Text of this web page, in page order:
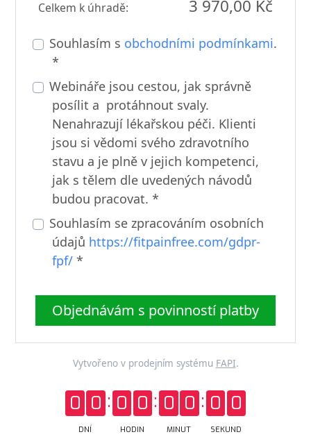
Celkem k úhradě: 3 970,00 Kč
Souhlasím s obchodními podmínkami.
*
Webináře jsou cestou, jak správně
posílit a protáhnout svaly.
Nenahrazují lékařskou péči. Klienti
jsou si vědomi svého zdravotního
stavu a je plně v jejich kompetenci,
jak s tělem dle uvedených návodů
budou pracovat. *
Souhlasím se zpracováním osobních
údajů https://fitpainfree.com/gdpr-
fpf/ *
Objednávám s povinností platby
Vytvořeno v prodejním systému FAPI.
0 0
DNÍ
0 0
HODIN
0 0
MINUT
0 0
SEKUND